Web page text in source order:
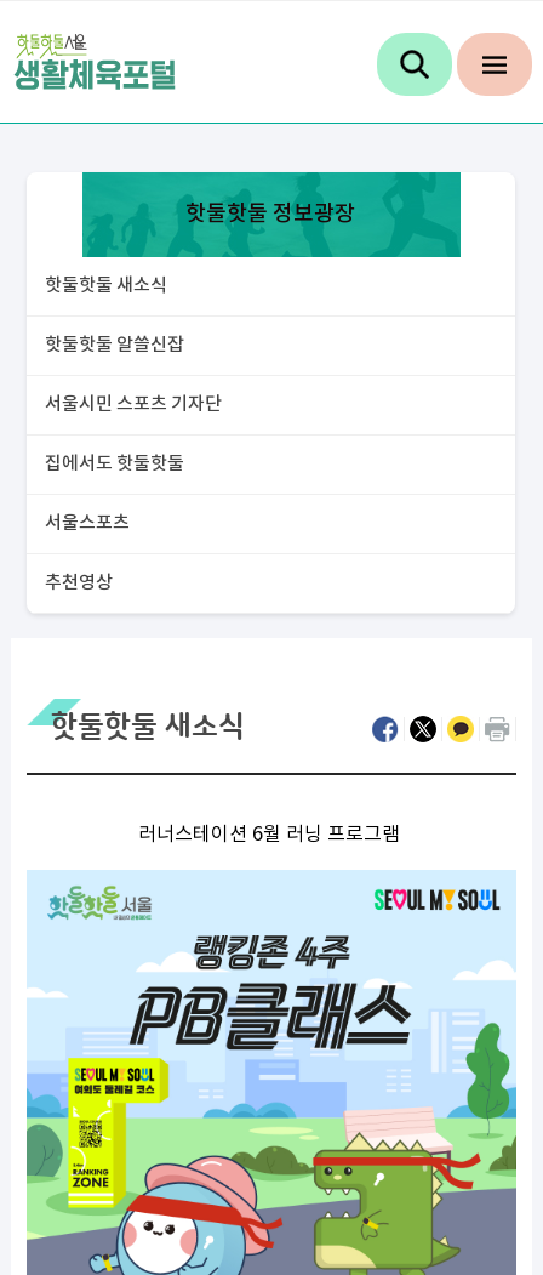
핫둘핫둘 정보광장
핫둘핫둘 새소식
핫둘핫둘 알쓸신잡
서울시민 스포츠 기자단
집에서도 핫둘핫둘
서울스포츠
추천영상
핫둘핫둘 새소식
러너스테이션 6월 러닝 프로그램